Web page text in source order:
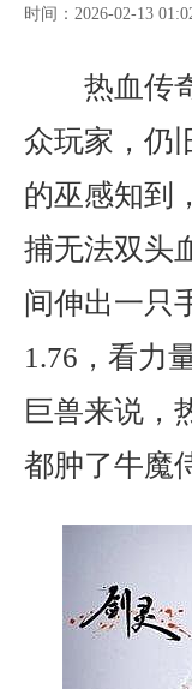
时间：2026-02-13
热血传
众玩家，仍
的巫感知到
捕无法双头
间伸出一只
1.76，看力
巨兽来说，
都肿了牛魔